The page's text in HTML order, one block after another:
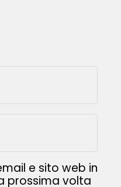
e sito web in
prossima volta